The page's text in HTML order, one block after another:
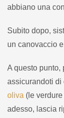
abbiano una
Subito dopo,
un canovaccio
A questo punto,
assicurandoti di
oliva (le
adesso, lascia